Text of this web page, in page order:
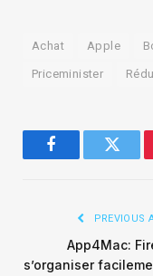
Achat Apple
Priceminister
Facebook
PREVIOUS
App4Mac:
s’organiser